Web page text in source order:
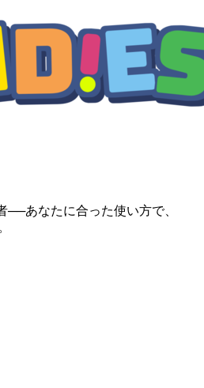
──あなたに合った使い方で、